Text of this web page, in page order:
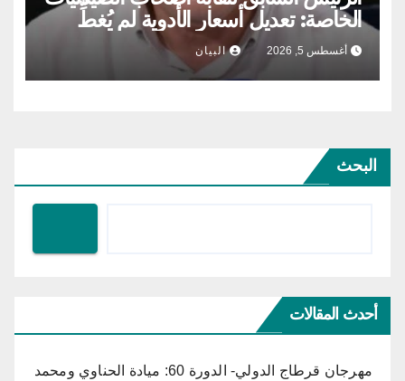
الخاصة: تعديل أسعار الأدوية لم يُغطِّ
الكلفة التي تتكبّدها الصيدلية المركزية
أغسطس 5, 2026 البيان
البحث
أحدث المقالات
مهرجان قرطاج الدولي- الدورة 60: ميادة الحناوي ومحمد